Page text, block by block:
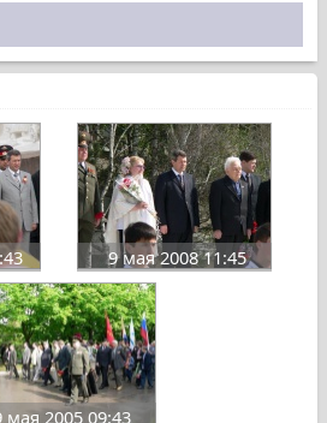
9 мая 2008 11:45
мая 2005 09:43